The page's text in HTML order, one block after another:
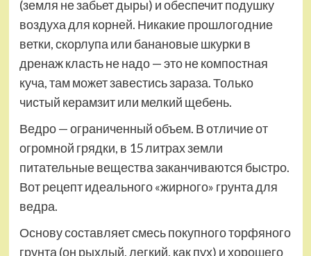
(земля не забьет дыры) и обеспечит подушку
воздуха для корней. Никакие прошлогодние
ветки, скорлупа или банановые шкурки в
дренаж класть не надо — это не компостная
куча, там может завестись зараза. Только
чистый керамзит или мелкий щебень.
Ведро — ограниченный объем. В отличие от
огромной грядки, в 15 литрах земли
питательные вещества заканчиваются быстро.
Вот рецепт идеального «жирного» грунта для
ведра.
Основу составляет смесь покупного торфяного
грунта (он рыхлый, легкий, как пух) и хорошего